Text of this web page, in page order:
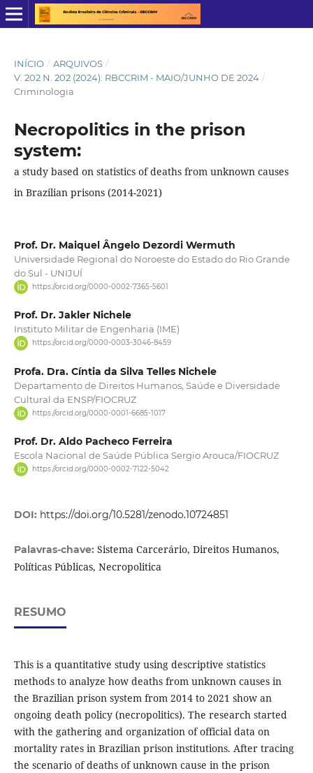
INÍCIO / ARQUIVOS /
V. 202 N. 202 (2024): RBCCRIM - MAIO/JUNHO DE 2024 /
Criminologia
Necropolitics in the prison
system:
a study based on statistics of deaths from unknown causes
in Brazilian prisons (2014-2021)
Prof. Dr. Maiquel Ângelo Dezordi Wermuth
Universidade Regional do Noroeste do Estado do Rio Grande
do Sul - UNIJUÍ
https://orcid.org/0000-0002-7365-5601
Prof. Dr. Jakler Nichele
Instituto Militar de Engenharia (IME)
https://orcid.org/0000-0003-3046-8459
Profa. Dra. Cíntia da Silva Telles Nichele
Departamento de Direitos Humanos, Saúde e Diversidade
Cultural da ENSP/FIOCRUZ
https://orcid.org/0000-0001-6685-1017
Prof. Dr. Aldo Pacheco Ferreira
Escola Nacional de Saúde Pública Sergio Arouca/FIOCRUZ
https://orcid.org/0000-0002-7122-5042
DOI: https://doi.org/10.5281/zenodo.10724851
Palavras-chave: Sistema Carcerário, Direitos Humanos,
Políticas Públicas, Necropolitica
RESUMO
This is a quantitative study using descriptive statistics
methods to analyze how deaths from unknown causes in
the Brazilian prison system from 2014 to 2021 show an
ongoing death policy (necropolitics). The research started
with the gathering and organization of official data on
mortality rates in Brazilian prison institutions. After tracing
the scenario of deaths of unknown cause in the prison